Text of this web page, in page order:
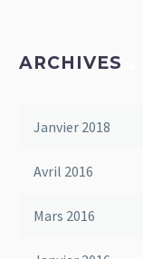
ARCHIVES
Janvier 2018
Avril 2016
Mars 2016